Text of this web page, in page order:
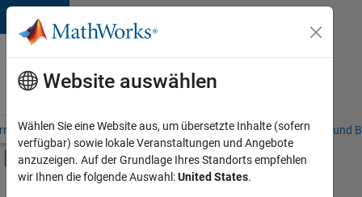
Weiter zum Inhalt
Karriere
bei
MathWorks
– Übersicht Stellensuche Niederlassungen Studierende und
Umschaltung für Off-Canvas-
Hauptinhalt
Website auswählen
Wählen Sie eine Website aus, um übersetzte Inhalte (sofern
verfügbar) sowie lokale Veranstaltungen und Angebote
anzuzeigen. Auf der Grundlage Ihres Standorts empfehlen
wir Ihnen die folgende Auswahl:United States.